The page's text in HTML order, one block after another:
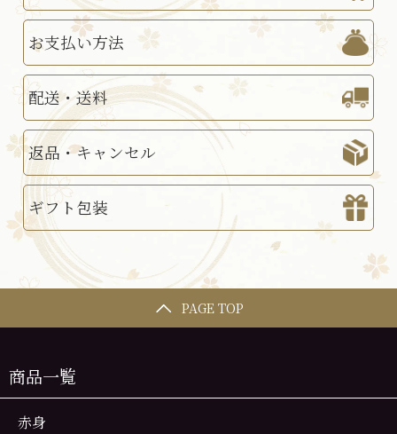
お支払い方法
配送・送料
返品・キャンセル
ギフト包装
PAGE TOP
商品一覧
赤身